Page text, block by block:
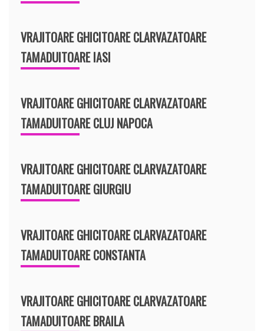
VRAJITOARE GHICITOARE CLARVAZATOARE
TAMADUITOARE IASI
VRAJITOARE GHICITOARE CLARVAZATOARE
TAMADUITOARE CLUJ NAPOCA
VRAJITOARE GHICITOARE CLARVAZATOARE
TAMADUITOARE GIURGIU
VRAJITOARE GHICITOARE CLARVAZATOARE
TAMADUITOARE CONSTANTA
VRAJITOARE GHICITOARE CLARVAZATOARE
TAMADUITOARE BRAILA